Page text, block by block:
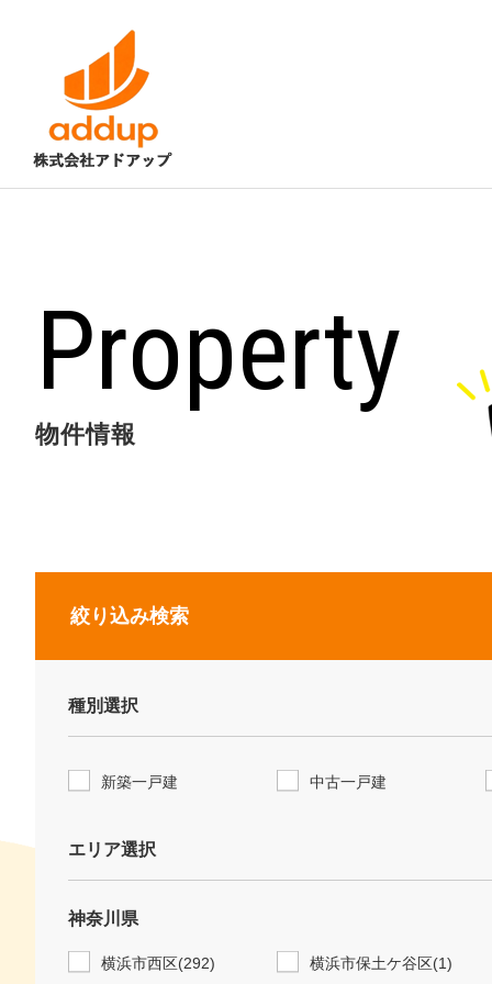
Property
物件情報
絞り込み検索
種別選択
新築一戸建 中古一戸建
エリア選択
神奈川県
横浜市西区(292) 横浜市保土ケ谷区(1)